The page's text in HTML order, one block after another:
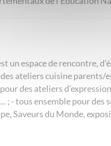
un espace de rencontre,
ateliers cuisine parents/
des ateliers
; - tous ensemble pour
Saveurs du Monde,